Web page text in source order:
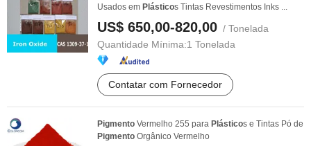
Usados em Plásticos Tintas Revestimentos Inks ...
US$ 650,00-820,00 / Tonelada
Quantidade Mínima:1 Tonelada
Contatar com Fornecedor
Pigmento Vermelho 255 para Plásticos e Tintas Pó de
Pigmento Orgânico Vermelho